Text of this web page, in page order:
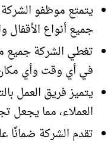
يتمتع موظفو
جميع أنواع الأقفال
تغطي الشركة جميع
في أي وقت وأي
يتميز فريق العمل
العملاء، مما يجعل
تقدم الشركة